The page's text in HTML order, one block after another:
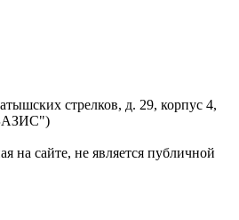
стрелков, д. 29, корпус 4,
на сайте, не является публичной